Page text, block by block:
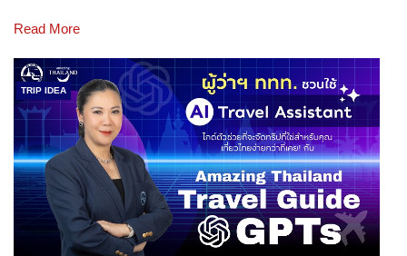
Read More
TRIP IDEA